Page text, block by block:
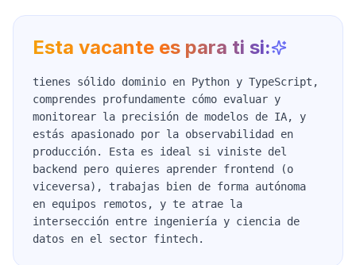
Esta vacante es para ti si:
tienes sólido dominio en Python y TypeScript,
comprendes profundamente cómo evaluar y
monitorear la precisión de modelos de IA, y
estás apasionado por la observabilidad en
producción. Esta es ideal si viniste del
backend pero quieres aprender frontend (o
viceversa), trabajas bien de forma autónoma
en equipos remotos, y te atrae la
intersección entre ingeniería y ciencia de
datos en el sector fintech.